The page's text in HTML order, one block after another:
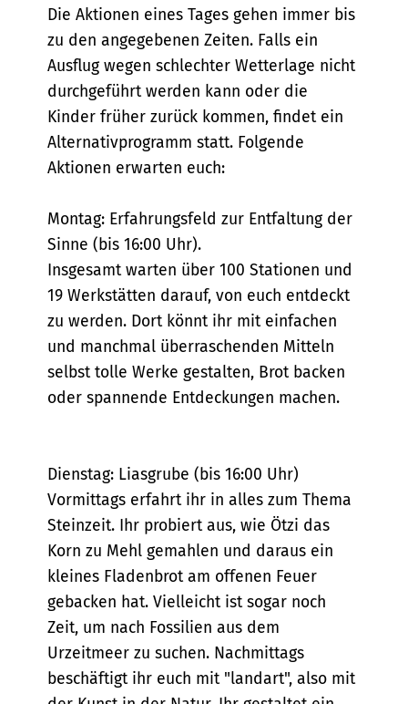
Die Aktionen eines Tages gehen immer bis
zu den angegebenen Zeiten. Falls ein
Ausflug wegen schlechter Wetterlage nicht
durchgeführt werden kann oder die
Kinder früher zurück kommen, findet ein
Alternativprogramm statt. Folgende
Aktionen erwarten euch:
Montag: Erfahrungsfeld zur Entfaltung der
Sinne (bis 16:00 Uhr).
Insgesamt warten über 100 Stationen und
19 Werkstätten darauf, von euch entdeckt
zu werden. Dort könnt ihr mit einfachen
und manchmal überraschenden Mitteln
selbst tolle Werke gestalten, Brot backen
oder spannende Entdeckungen machen.
Dienstag: Liasgrube (bis 16:00 Uhr)
Vormittags erfahrt ihr in alles zum Thema
Steinzeit. Ihr probiert aus, wie Ötzi das
Korn zu Mehl gemahlen und daraus ein
kleines Fladenbrot am offenen Feuer
gebacken hat. Vielleicht ist sogar noch
Zeit, um nach Fossilien aus dem
Urzeitmeer zu suchen. Nachmittags
beschäftigt ihr euch mit "landart", also mit